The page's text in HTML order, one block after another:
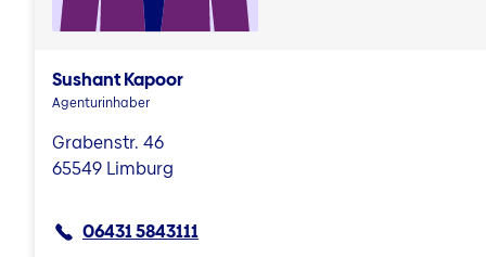
Sushant Kapoor
Agenturinhaber
Grabenstr. 46
65549 Limburg
06431 5843111